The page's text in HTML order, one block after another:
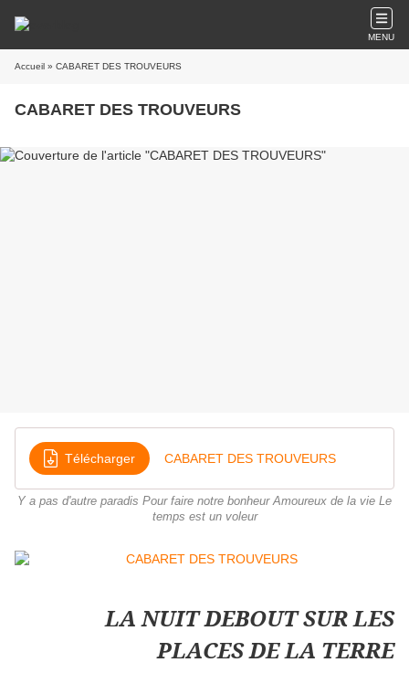
MENU
Accueil » CABARET DES TROUVEURS
CABARET DES TROUVEURS
Télécharger CABARET DES TROUVEURS
Y a pas d'autre paradis Pour faire notre bonheur Amoureux de la vie Le
temps est un voleur
LA NUIT DEBOUT SUR LES
PLACES DE LA TERRE